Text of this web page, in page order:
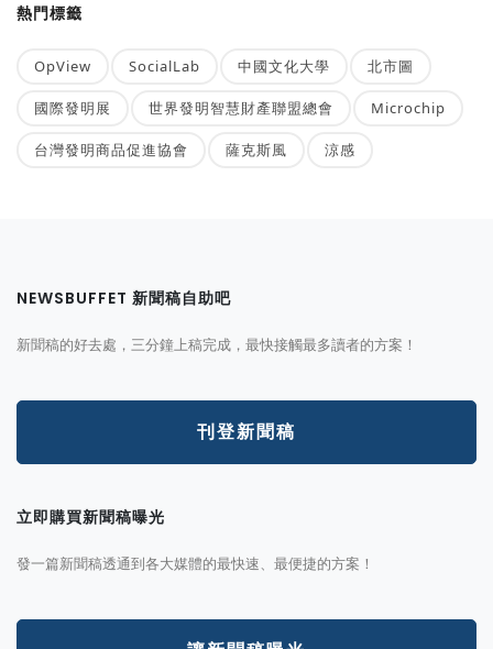
熱門標籤
OpView SocialLab 中國文化大學 北市圖
國際發明展 世界發明智慧財產聯盟總會 Microchip
台灣發明商品促進協會 薩克斯風 涼感
NEWSBUFFET 新聞稿自助吧
新聞稿的好去處，三分鐘上稿完成，最快接觸最多讀者的方案！
刊登新聞稿
立即購買新聞稿曝光
發一篇新聞稿透通到各大媒體的最快速、最便捷的方案！